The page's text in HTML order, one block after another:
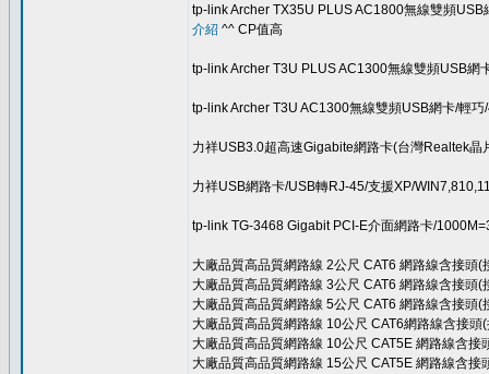
tp-link Archer TX35U PLUS AC1800無線雙頻
介紹 ^^ CP值高
tp-link Archer T3U PLUS AC1300無線雙頻USB
tp-link Archer T3U AC1300無線雙頻USB網卡/輕
力祥USB3.0超高速Gigabite網路卡(台灣Realtek
力祥USB網路卡/USB轉RJ-45/支援XP/
tp-link TG-3468 Gigabit PCI-E介面網路卡/
大廠品質高品質網路線 2公尺 CAT6 網路線含接頭(
大廠品質高品質網路線 3公尺 CAT6 網路線含接頭(
大廠品質高品質網路線 5公尺 CAT6 網路線含接頭(
大廠品質高品質網路線 10公尺 CAT6網路線含接頭
大廠品質高品質網路線 10公尺 CAT5E 網路線含接
大廠品質高品質網路線 15公尺 CAT5E 網路線含接